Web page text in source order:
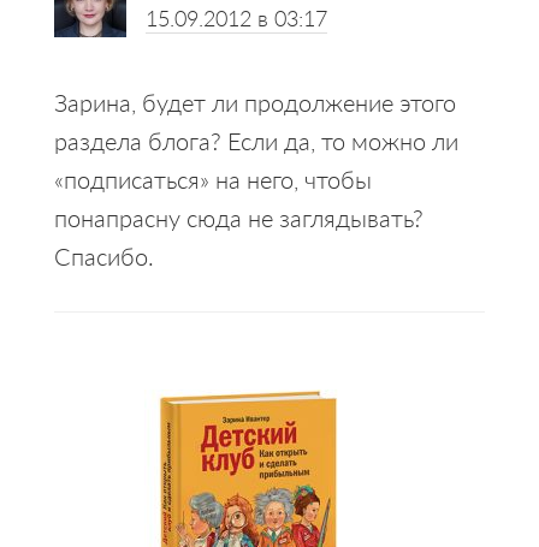
15.09.2012 в 03:17
Зарина, будет ли продолжение этого
раздела блога? Если да, то можно ли
«подписаться» на него, чтобы
понапрасну сюда не заглядывать?
Спасибо.
Primary
Sidebar